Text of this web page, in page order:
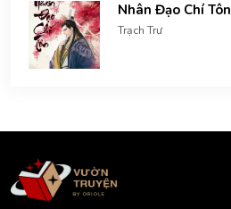
Nhân Đạo Chí Tôn
Trạch Trư